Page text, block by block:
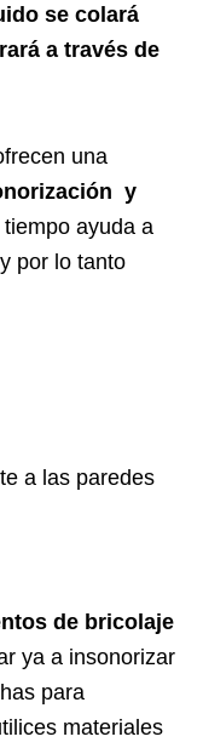
se colará
a través de
una
y
ayuda a
por lo tanto
a las paredes
de bricolaje
ya a insonorizar
para
materiales